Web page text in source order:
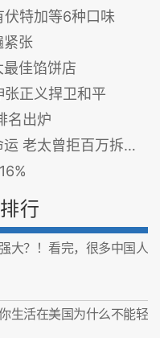
伏特加等6种口味
紧张
佳馅饼店
张正义捍卫和平
名出炉
太曾拒百万拆迁补偿
行
大？！看完，很多中国人
生活在美国为什么不能轻